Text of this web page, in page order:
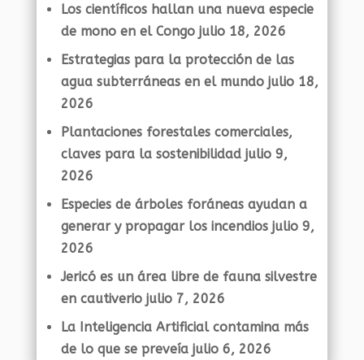
Los científicos hallan una nueva especie
de mono en el Congo julio 18, 2026
Estrategias para la protección de las
agua subterráneas en el mundo julio 18,
2026
Plantaciones forestales comerciales,
claves para la sostenibilidad julio 9,
2026
Especies de árboles foráneas ayudan a
generar y propagar los incendios julio 9,
2026
Jericó es un área libre de fauna silvestre
en cautiverio julio 7, 2026
La Inteligencia Artificial contamina más
de lo que se preveía julio 6, 2026